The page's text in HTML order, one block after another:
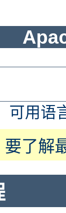
可用语
了解